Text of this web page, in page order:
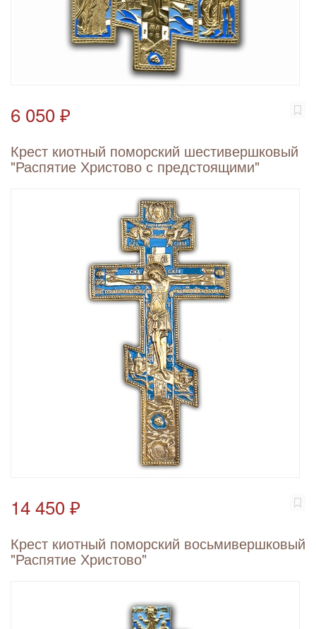
6 050 ₽
Крест киотный поморский шестивершковый
"Распятие Христово с предстоящими"
14 450 ₽
Крест киотный поморский восьмивершковый
"Распятие Христово"